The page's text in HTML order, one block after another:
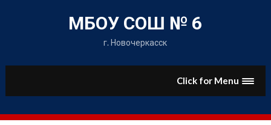
content
МБОУ СОШ № 6
г. Новочеркасск
Click for Menu